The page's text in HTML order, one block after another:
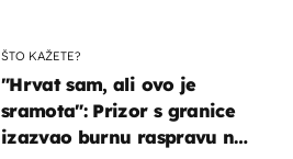
ŠTO KAŽETE?
"Hrvat sam, ali ovo je
sramota": Prizor s granice
izazvao burnu raspravu na